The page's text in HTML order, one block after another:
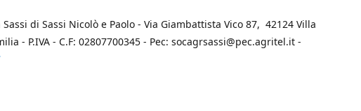
di Sassi Nicolò e Paolo - Via Giambattista Vico 87, 42124 Villa
- P.IVA - C.F: 02807700345 - Pec: socagrsassi@pec.agritel.it -